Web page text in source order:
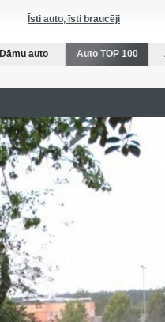
Īsti auto, īsti braucēji
Dāmu auto Auto TOP 100